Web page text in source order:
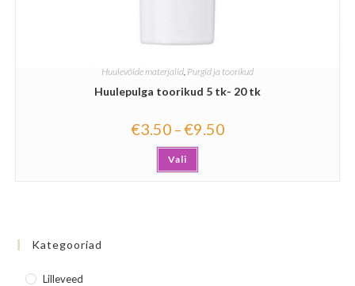
Huulevõide materjalid, Purgid ja toorikud
Huulepulga toorikud 5 tk- 20 tk
€3.50 –€9.50
Vali
Kategooriad
Lilleveed